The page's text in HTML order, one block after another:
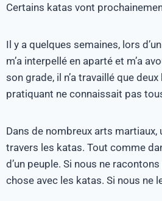
Certains katas vont
Il y a quelques semaines, lors
m’a interpellé en aparté et m’a
son grade, il n’a travaillé que
pratiquant ne connaissait pas
Dans de nombreux arts
travers les katas. Tout comme
d’un peuple. Si nous ne
chose avec les katas. Si nous ne